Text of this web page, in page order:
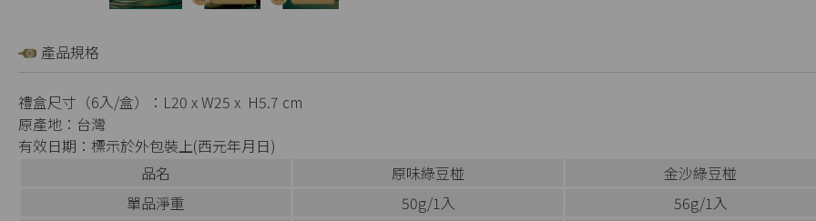
產品規格
禮盒尺寸（6入/盒）：L20 x W25 x H5.7 cm
原產地：台灣
有效日期：標示於外包裝上(西元年月日)
品名
原味綠豆椪
金沙綠豆椪
單品淨重
50g/1入
56g/1入